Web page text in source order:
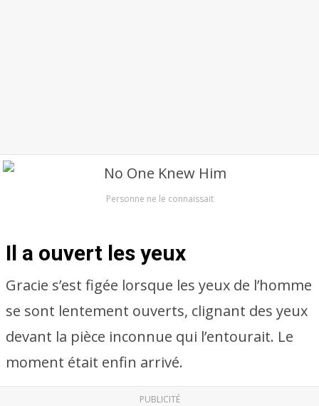
Personne ne le connaissait
Il a ouvert les yeux
Gracie s’est figée lorsque les yeux de l’homme
se sont lentement ouverts, clignant des yeux
devant la pièce inconnue qui l’entourait. Le
moment était enfin arrivé.
PUBLICITÉ